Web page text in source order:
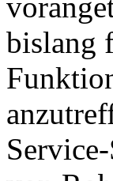
bislang